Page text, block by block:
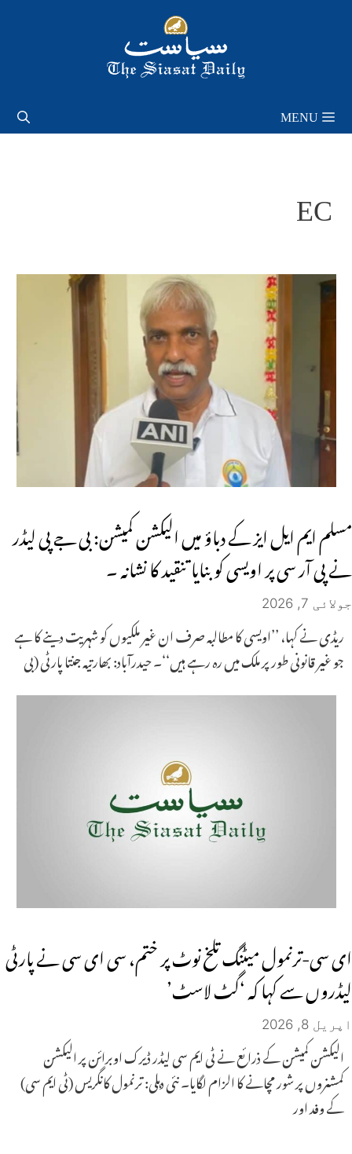
MENU
EC
مسلم ایم ایل ایز کے دباؤ میں الیکشن کمیشن: بی جے پی لیڈر
نے پی آر سی پر اویسی کو بنایا تنقید کا نشانہ ۔
جولائی 7, 2026
ریڈی نے کہا، ’’اویسی کا مطالبہ صرف ان غیر ملکیوں کو شہریت دینے کا ہے
جو غیر قانونی طور پر ملک میں رہ رہے ہیں‘‘۔ حیدرآباد: بھارتیہ جنتا پارٹی (بی
ای سی-ترنمول میٹنگ تلخ نوٹ پر ختم، سی ای سی نے پارٹی
لیڈروں سے کہا کہ ‘گٹ لاسٹ’
اپریل 8, 2026
الیکشن کمیشن کے ذرائع نے ٹی ایم سی لیڈر ڈیرک اوبرائن پر الیکشن
کمشنروں پر شور مچانے کا الزام لگایا۔ نئی دہلی: ترنمول کانگریس (ٹی ایم سی)
کے وفد اور